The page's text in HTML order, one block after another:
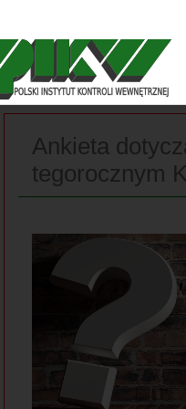
Ankieta
tegorocznym